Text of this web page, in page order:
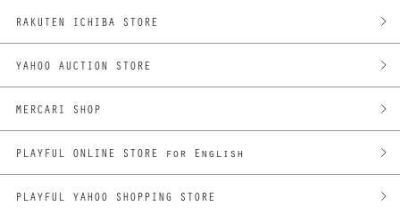
RAKUTEN ICHIBA STORE
YAHOO AUCTION STORE
MERCARI SHOP
PLAYFUL ONLINE STORE for English
PLAYFUL YAHOO SHOPPING STORE